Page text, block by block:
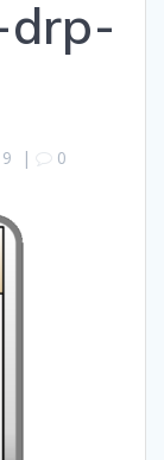
drp-
| 0